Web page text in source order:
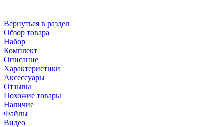
Вернуться в раздел
Обзор товара
Набор
Комплект
Описание
Характеристики
Аксессуары
Отзывы
Похожие товары
Наличие
Файлы
Видео